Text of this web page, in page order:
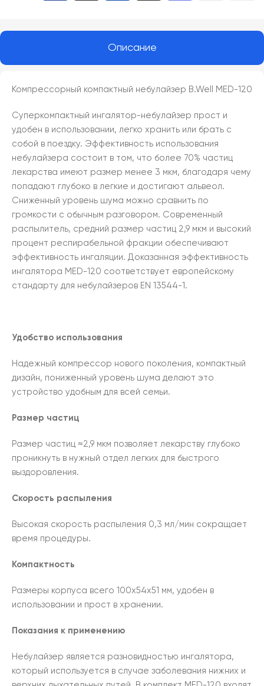
Описание
Компрессорный компактный небулайзер B.Well MED-120
Суперкомпактный ингалятор-небулайзер прост и
удобен в использовании, легко хранить или брать с
собой в поездку. Эффективность использования
небулайзера состоит в том, что более 70% частиц
лекарства имеют размер менее 3 мкм, благодаря чему
попадают глубоко в легкие и достигают альвеол.
Сниженный уровень шума можно сравнить по
громкости с обычным разговором. Современный
распылитель, средний размер частиц 2,9 мкм и высокий
процент респирабельной фракции обеспечивают
эффективность ингаляции. Доказанная эффективность
ингалятора MED-120 соответствует европейскому
стандарту для небулайзеров EN 13544-1.
Удобство использования
Надежный компрессор нового поколения, компактный
дизайн, пониженный уровень шума делают это
устройство удобным для всей семьи.
Размер частиц
Размер частиц ≈2,9 мкм позволяет лекарству глубоко
проникнуть в нужный отдел легких для быстрого
выздоровления.
Скорость распыления
Высокая скорость распыления 0,3 мл/мин сокращает
время процедуры.
Компактность
Размеры корпуса всего 100х54х51 мм, удобен в
использовании и прост в хранении.
Показания к применению
Небулайзер является разновидностью ингалятора,
который используется в случае заболевания нижних и